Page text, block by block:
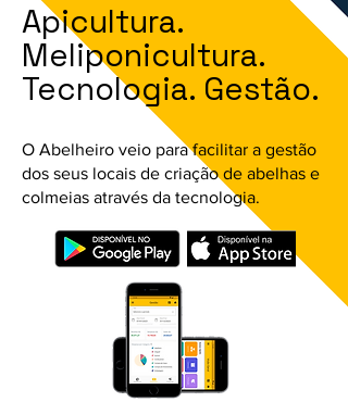
O Abelheiro veio para facilitar a gestão
dos seus locais de criação de abelhas e
colmeias através da tecnologia.
Apicultura.
Meliponicultura.
Tecnologia. Gestão.